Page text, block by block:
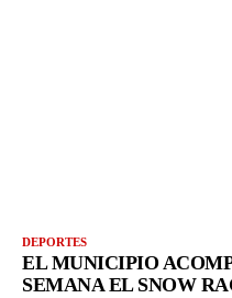
DEPORTES
EL MUNICIPIO
SEMANA EL SNOW